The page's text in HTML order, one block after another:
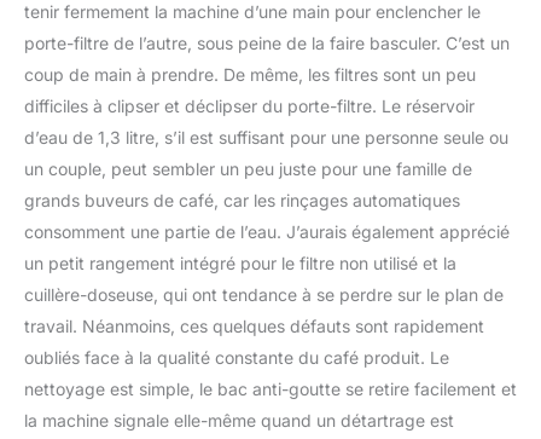
tenir fermement la machine d’une main pour enclencher le
porte-filtre de l’autre, sous peine de la faire basculer. C’est un
coup de main à prendre. De même, les filtres sont un peu
difficiles à clipser et déclipser du porte-filtre. Le réservoir
d’eau de 1,3 litre, s’il est suffisant pour une personne seule ou
un couple, peut sembler un peu juste pour une famille de
grands buveurs de café, car les rinçages automatiques
consomment une partie de l’eau. J’aurais également apprécié
un petit rangement intégré pour le filtre non utilisé et la
cuillère-doseuse, qui ont tendance à se perdre sur le plan de
travail. Néanmoins, ces quelques défauts sont rapidement
oubliés face à la qualité constante du café produit. Le
nettoyage est simple, le bac anti-goutte se retire facilement et
la machine signale elle-même quand un détartrage est